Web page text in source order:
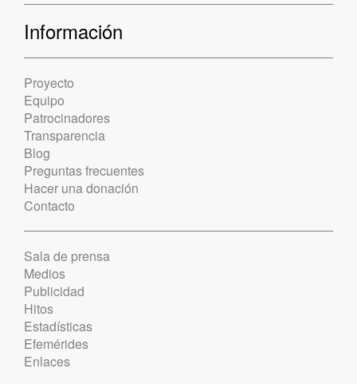
Información
Proyecto
Equipo
Patrocinadores
Transparencia
Blog
Preguntas frecuentes
Hacer una donación
Contacto
Sala de prensa
Medios
Publicidad
Hitos
Estadísticas
Efemérides
Enlaces